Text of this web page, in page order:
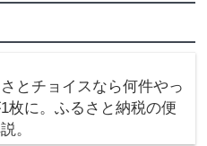
さとチョイスなら何件やっ
枚に。ふるさと納税の便
。